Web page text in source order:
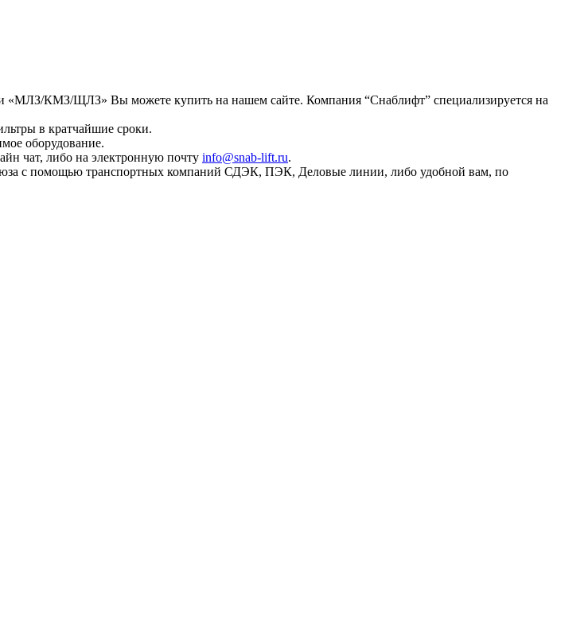
«МЛЗ/КМЗ/ЩЛЗ» Вы можете купить на нашем сайте. Компания “Снаблифт” специализируется на
в кратчайшие сроки.
оборудование.
чат, либо на электронную почту info@snab-lift.ru.
с помощью транспортных компаний СДЭК, ПЭК, Деловые линии, либо удобной вам, по